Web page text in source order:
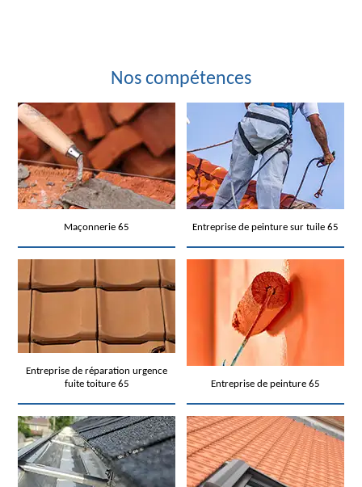
Nos compétences
Maçonnerie 65 Entreprise de peinture sur tuile 65
Entreprise de réparation urgence
fuite toiture 65
Entreprise de peinture 65